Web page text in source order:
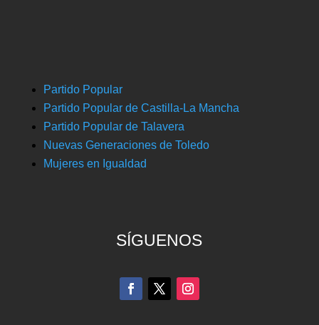
Partido Popular
Partido Popular de Castilla-La Mancha
Partido Popular de Talavera
Nuevas Generaciones de Toledo
Mujeres en Igualdad
SÍGUENOS